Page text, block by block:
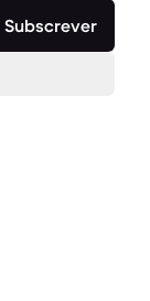
Subscrever